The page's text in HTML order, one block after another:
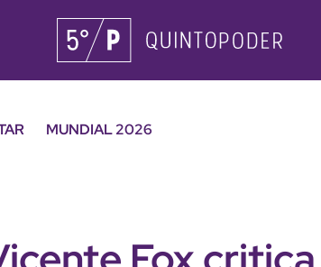
MUNDIAL 2026